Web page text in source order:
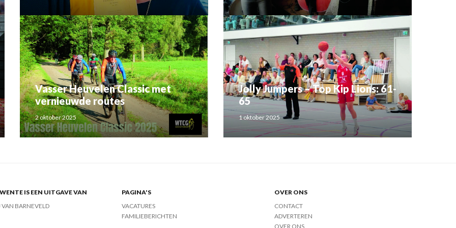
Rahma el Mouden
Vasser Heuvelen Classic met
vernieuwde routes
2 oktober 2025
Jolly Jumpers – Top Kip Lions: 61-
65
1 oktober 2025
IS EEN UITGAVE VAN
VAN BARNEVELD
PAGINA'S
VACATURES
FAMILIEBERICHTEN
OVER ONS
CONTACT
ADVERTEREN
OVER ONS